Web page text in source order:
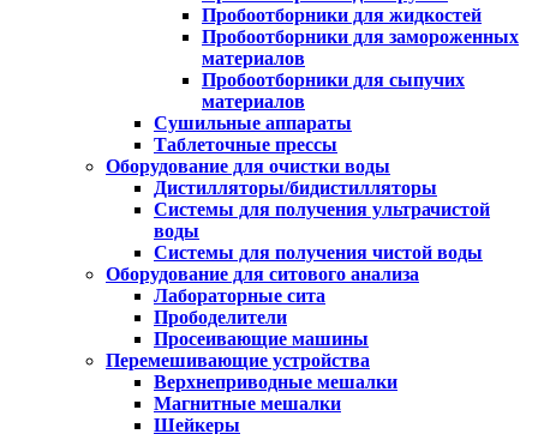
Пробоотборники для жидкостей
Пробоотборники для замороженных
материалов
Пробоотборники для сыпучих
материалов
Сушильные аппараты
Таблеточные прессы
Оборудование для очистки воды
Дистилляторы/бидистилляторы
Системы для получения ультрачистой
воды
Системы для получения чистой воды
Оборудование для ситового анализа
Лабораторные сита
Прободелители
Просеивающие машины
Перемешивающие устройства
Верхнеприводные мешалки
Магнитные мешалки
Шейкеры